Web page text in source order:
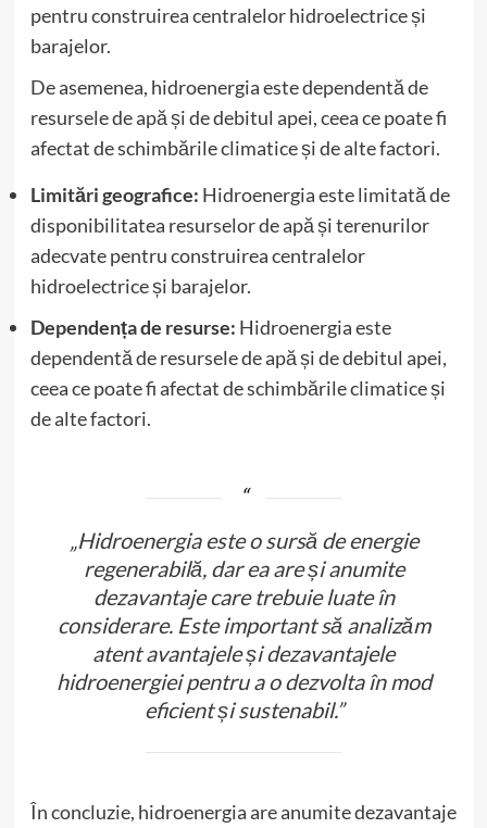
pentru construirea centralelor hidroelectrice și
barajelor.
De asemenea, hidroenergia este dependentă de
resursele de apă și de debitul apei, ceea ce poate fi
afectat de schimbările climatice și de alte factori.
Limitări geografice: Hidroenergia este limitată de
disponibilitatea resurselor de apă și terenurilor
adecvate pentru construirea centralelor
hidroelectrice și barajelor.
Dependența de resurse: Hidroenergia este
dependentă de resursele de apă și de debitul apei,
ceea ce poate fi afectat de schimbările climatice și
de alte factori.
„Hidroenergia este o sursă de energie
regenerabilă, dar ea are și anumite
dezavantaje care trebuie luate în
considerare. Este important să analizăm
atent avantajele și dezavantajele
hidroenergiei pentru a o dezvolta în mod
eficient și sustenabil.”
În concluzie, hidroenergia are anumite dezavantaje